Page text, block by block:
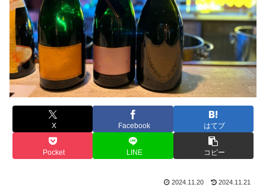
X Facebook はてブ
Pocket LINE コピー
2024.11.20 2024.11.21